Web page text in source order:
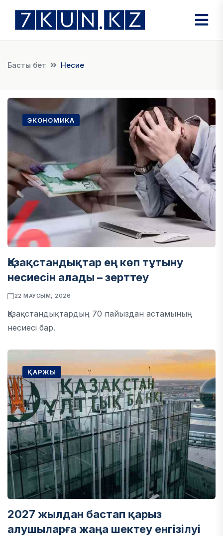
Басты бет Несие
ЭКОНОМИКА
Қазақстандықтар ең көп тұтыну
несиесін алады – зерттеу
22 МАУСЫМ, 2026
Қазақстандықтардың 70 пайыздан астамының
несиесі бар.
ҚАРЖЫ
2027 жылдан бастап қарыз
алушыларға жаңа шектеу енгізілуі